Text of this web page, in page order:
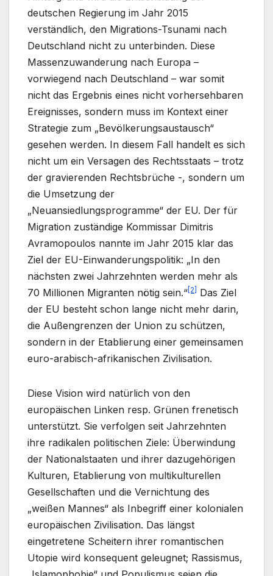
deutschen Regierung im Jahr 2015
verständlich, den Migrations-Tsunami nach
Deutschland nicht zu unterbinden. Diese
Massenzuwanderung nach Europa –
vorwiegend nach Deutschland – war somit
nicht das Ergebnis eines nicht vorhersehbaren
Ereignisses, sondern muss im Kontext einer
Strategie zum „Bevölkerungsaustausch“
gesehen werden. In diesem Fall handelt es sich
nicht um ein Versagen des Rechtsstaats – trotz
der gravierenden Rechtsbrüche -, sondern um
die Umsetzung der
„Neuansiedlungsprogramme“ der EU. Der für
Migration zuständige Kommissar Dimitris
Avramopoulos nannte im Jahr 2015 klar das
Ziel der EU-Einwanderungspolitik: „In den
nächsten zwei Jahrzehnten werden mehr als
70 Millionen Migranten nötig sein.“ [2]
Das Ziel
der EU besteht schon lange nicht mehr darin,
die Außengrenzen der Union zu schützen,
sondern in der Etablierung einer gemeinsamen
euro-arabisch-afrikanischen Zivilisation.
Diese Vision wird natürlich von den
europäischen Linken resp. Grünen frenetisch
unterstützt. Sie verfolgen seit Jahrzehnten
ihre radikalen politischen Ziele: Überwindung
der Nationalstaaten und ihrer dazugehörigen
Kulturen, Etablierung von multikulturellen
Gesellschaften und die Vernichtung des
„weißen Mannes“ als Inbegriff einer kolonialen
europäischen Zivilisation. Das längst
eingetretene Scheitern ihrer romantischen
Utopie wird konsequent geleugnet; Rassismus,